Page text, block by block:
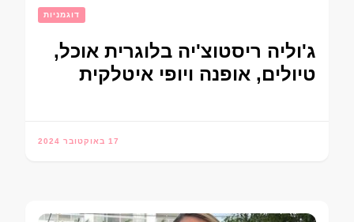
דוגמניות
ג'וליה ריסטוצ'יה בלוגרית אוכל,
טיולים, אופנה ויופי איטלקית
17 באוקטובר 2024